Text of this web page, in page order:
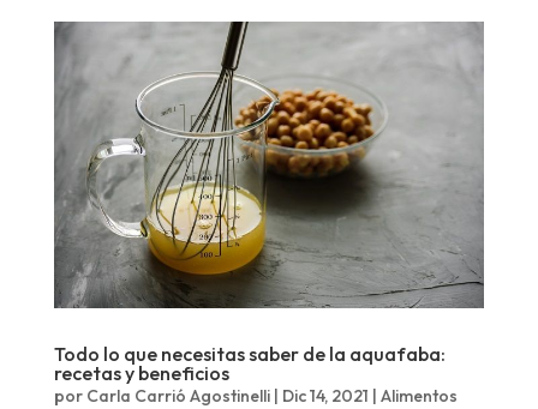
Todo lo que necesitas saber de la aquafaba:
recetas y beneficios
por Carla Carrió Agostinelli| Dic 14, 2021 | Alimentos